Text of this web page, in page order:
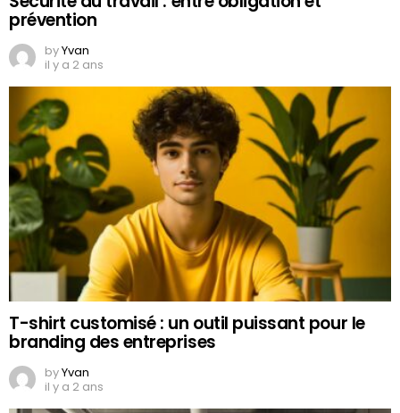
prévention
byYvan
il y a 2 ans
T-shirt customisé : un outil puissant pour le
branding des entreprises
byYvan
il y a 2 ans